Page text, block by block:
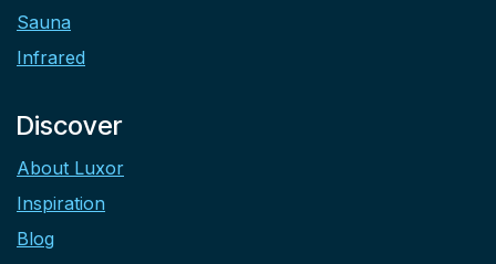
Sauna
Infrared
Discover
About Luxor
Inspiration
Blog